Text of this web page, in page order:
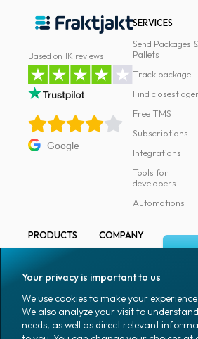
Based on 1K reviews
Google
SERVICES
Send Packages &
Pallets
Track package
Find closest
Free TMS
Subscriptions
Integrations
Tools for
developers
Automations
PRODUCTS
Marking
Packaging
Packaging
accessories
COMPANY
Media
Coworkers
Job & career
Your privacy is important to us
We use cookies to make your
We also analyze your visit to
needs, as well as direct relevant